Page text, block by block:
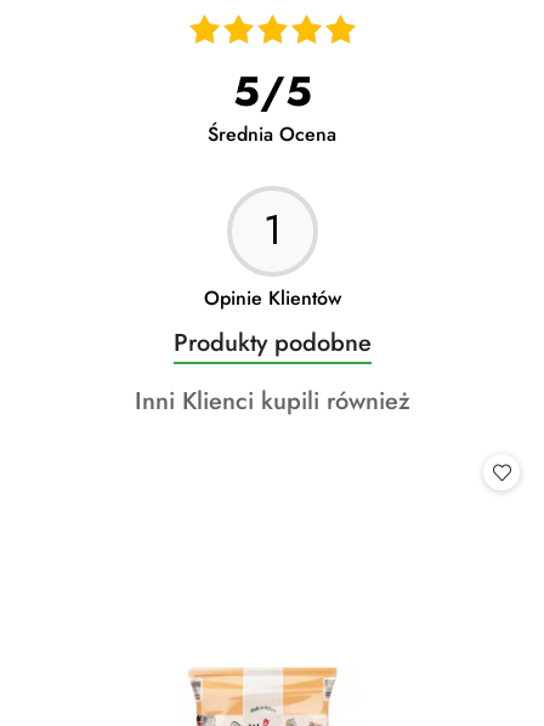
5/5
Średnia Ocena
1
Opinie Klientów
02.06.2025
Pomiń karuzelę produktów
Produkty
o
statusie:
Produkty podobne
Produkty
Inni Klienci kupili również